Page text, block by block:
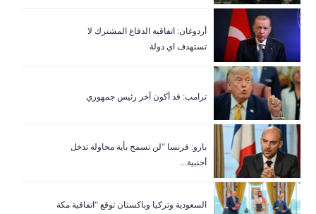
أردوغان: اتفاقية الدفاع المشترك لا
تستهدف اي دولة
ترامب: قد أكون آخر رئيس جمهوري
بارو: فرنسا “لن تسمح بأية محاولة تدخل
أجنبية...
السعودية وتركيا وباكستان توقع “اتفاقية مكة